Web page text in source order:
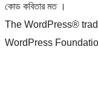
কোড কবিতার মত ।
The WordPress®
WordPress